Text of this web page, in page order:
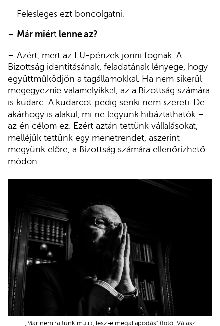
– Felesleges ezt boncolgatni.
– Már miért lenne az?
– Azért, mert az EU-pénzek jönni fognak. A
Bizottság identitásának, feladatának lényege, hogy
együttműködjön a tagállamokkal. Ha nem sikerül
megegyeznie valamelyikkel, az a Bizottság számára
is kudarc. A kudarcot pedig senki nem szereti. De
akárhogy is alakul, mi ne legyünk hibáztathatók –
az én célom ez. Ezért aztán tettünk vállalásokat,
melléjük tettünk egy menetrendet, aszerint
megyünk előre, a Bizottság számára ellenőrizhető
módon.
„Már nem rajtunk múlik, lesz-e megállapodás” (fotó: Válasz